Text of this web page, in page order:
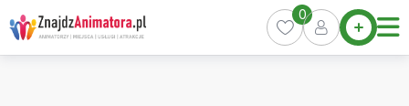
Skip
to
content
Home
Oferty
0